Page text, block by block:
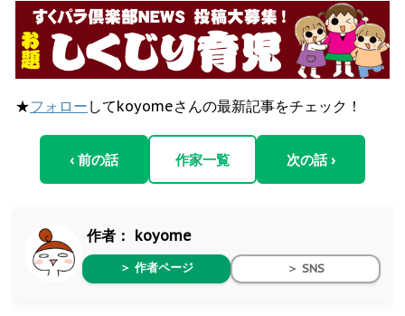
★フォロー してkoyomeさんの最新記事をチェック！
‹ 前の話 作家一覧 次の話 ›
作者： koyome
＞ 作者ページ ＞ SNS